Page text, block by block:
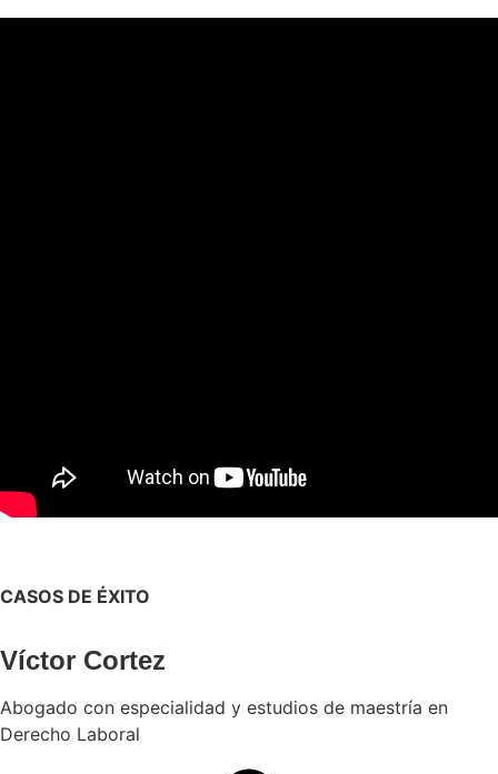
CASOS DE ÉXITO
Víctor Cortez
Abogado con especialidad y estudios de maestría en
Derecho Laboral